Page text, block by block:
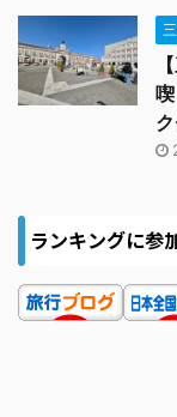
ランキングに参